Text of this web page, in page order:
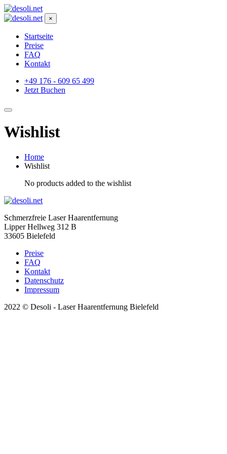
×
Startseite
Preise
FAQ
Kontakt
+49 176 - 609 65 499
Jetzt Buchen
Wishlist
Home
Wishlist
No products added to the wishlist
Schmerzfreie Laser Haarentfernung
Lipper Hellweg 312 B
33605 Bielefeld
Preise
FAQ
Kontakt
Datenschutz
Impressum
2022 © Desoli - Laser Haarentfernung Bielefeld